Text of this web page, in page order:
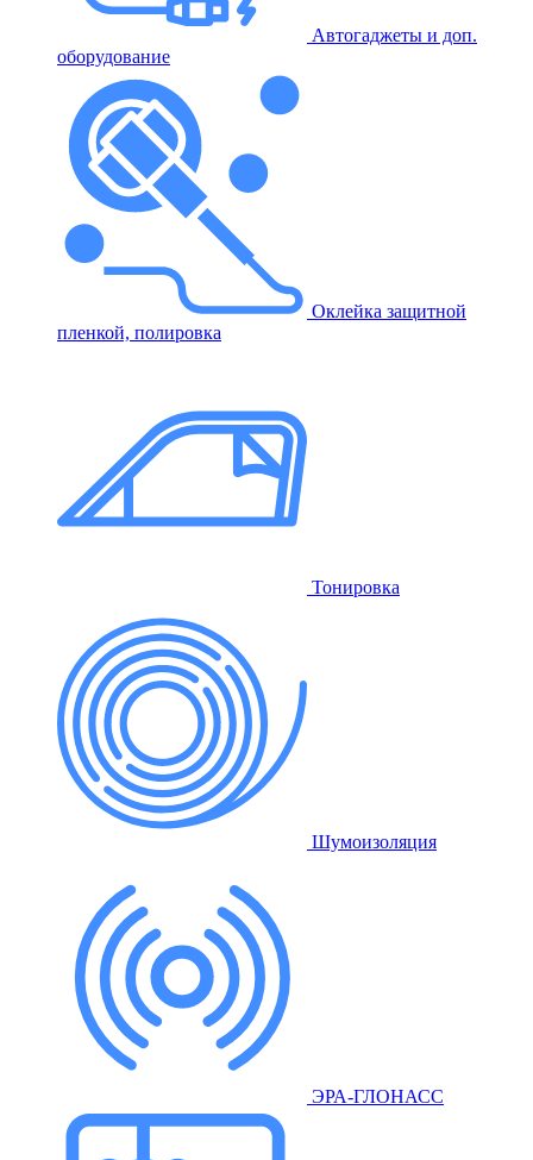
Автогаджеты и доп.
оборудование
Оклейка защитной
пленкой, полировка
Тонировка
Шумоизоляция
ЭРА-ГЛОНАСС